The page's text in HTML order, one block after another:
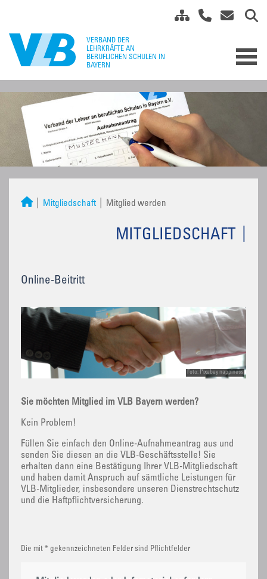
Mitgliedschaft Mitglied werden
MITGLIEDSCHAFT
Online-Beitritt
Foto: Pixabay nappiness
Sie möchten Mitglied im VLB Bayern werden?
Kein Problem!
Füllen Sie einfach den Online-Aufnahmeantrag aus und
senden Sie diesen an die VLB-Geschäftsstelle! Sie
erhalten dann eine Bestätigung Ihrer VLB-Mitgliedschaft
und haben damit Anspruch auf sämtliche Leistungen für
VLB-Mitglieder, insbesondere unseren Dienstrechtschutz
und die Haftpflichtversicherung.
Die mit * gekennzeichneten Felder sind Pflichtfelder